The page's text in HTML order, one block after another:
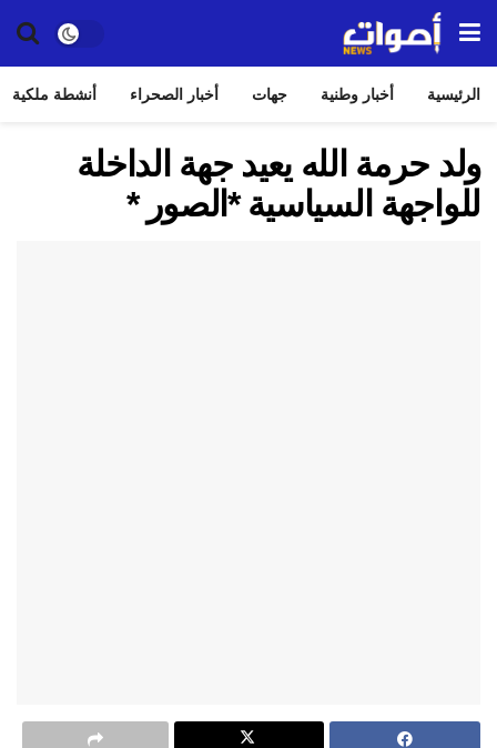
الرئيسية أخبار وطنية جهات أخبار الصحراء أنشطة ملكية
ولد حرمة الله يعيد جهة الداخلة
للواجهة السياسية *الصور *